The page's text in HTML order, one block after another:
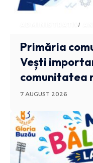
ADMINISTRATIV
Primăria
Vești
comunitatea
7 AUGUST 2026